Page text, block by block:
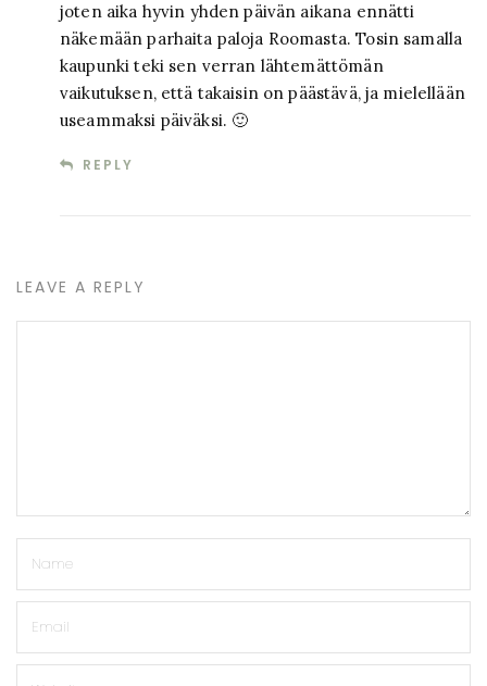
joten aika hyvin yhden päivän aikana ennätti
näkemään parhaita paloja Roomasta. Tosin samalla
kaupunki teki sen verran lähtemättömän
vaikutuksen, että takaisin on päästävä, ja mielellään
useammaksi päiväksi. 🙂
REPLY
LEAVE A REPLY